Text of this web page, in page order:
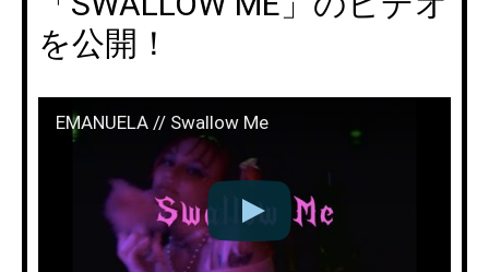
を公開！
EMANUELA // Swallow Me